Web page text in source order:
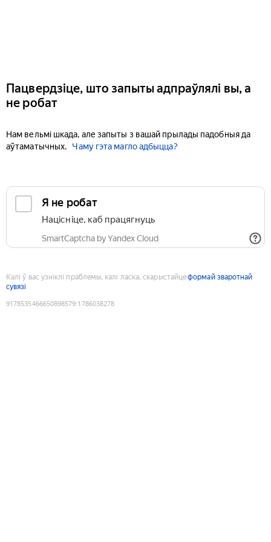
Пацвердзіце, што запыты адпраўлялі вы, а
не робат
Нам вельмі шкада, але запыты з вашай прылады падобныя да
аўтаматычных.
Чаму гэта магло адбыцца?
Я не робат
Націсніце, каб працягнуць
SmartCaptcha by Yandex Cloud
Калі ў вас узніклі праблемы, калі ласка, скарыстайцеформай зваротнай
сувязі
9178535466650898579:1786038278